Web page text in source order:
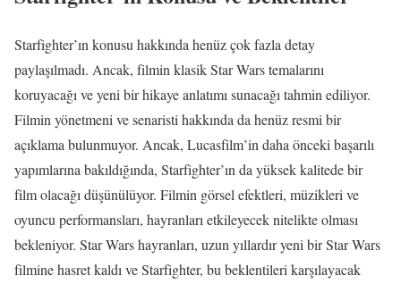
Starfighter’ın konusu hakkında henüz çok fazla detay
paylaşılmadı. Ancak, filmin klasik Star Wars temalarını
koruyacağı ve yeni bir hikaye anlatımı sunacağı tahmin ediliyor.
Filmin yönetmeni ve senaristi hakkında da henüz resmi bir
açıklama bulunmuyor. Ancak, Lucasfilm’in daha önceki başarılı
yapımlarına bakıldığında, Starfighter’ın da yüksek kalitede bir
film olacağı düşünülüyor. Filmin görsel efektleri, müzikleri ve
oyuncu performansları, hayranları etkileyecek nitelikte olması
bekleniyor. Star Wars hayranları, uzun yıllardır yeni bir Star Wars
filmine hasret kaldı ve Starfighter, bu beklentileri karşılayacak